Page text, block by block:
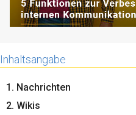
Inhaltsangabe
1. Nachrichten
2. Wikis